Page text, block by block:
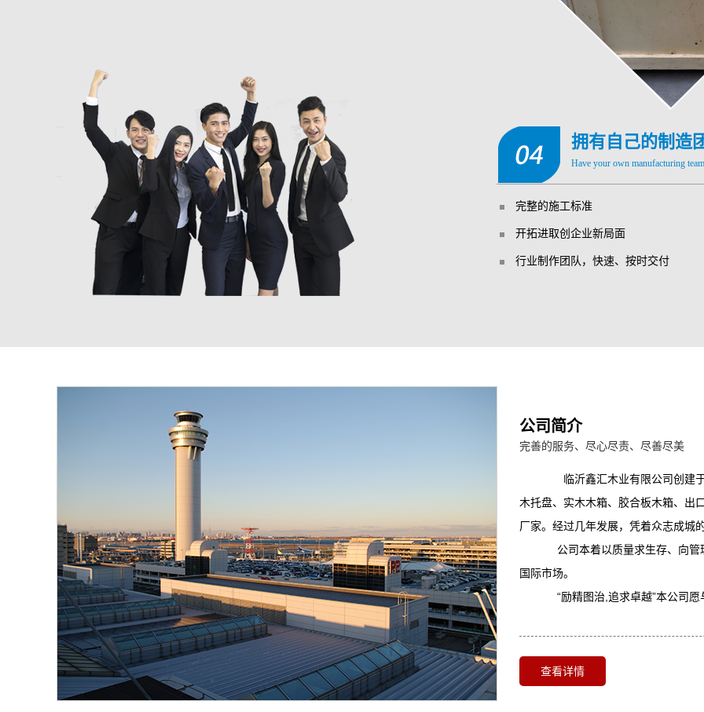
拥有自己的制造
Have your own manufacturing
完整的施工标准
开拓进取创企业新局面
行业制作团队，快速、按时交付
公司简介
完善的服务、尽心尽责、尽善尽美
临沂鑫汇木业有限公司创建于
木托盘、实木木箱、胶合板木箱、出
厂家。经过几年发展，凭着众志成城
公司本着以质量求生存、向管
国际市场。
“励精图治,追求卓越”本公司愿
查看详情